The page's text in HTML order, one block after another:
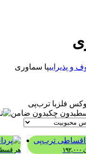
و پذیراییپا سماوری
فلز با ترب‌پی
بدون چکبدون ضامن
هر